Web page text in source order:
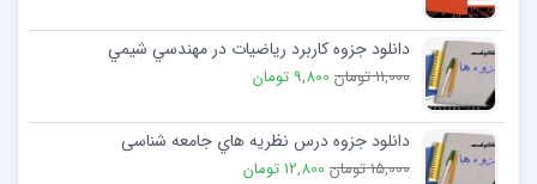
دانلود جزوه كاربرد رياضيات در مهندسي شيمي
11,000 تومان 9,800 تومان
دانلود جزوه درس نظریه هاي جامعه شناسی
15,000 تومان 12,800 تومان